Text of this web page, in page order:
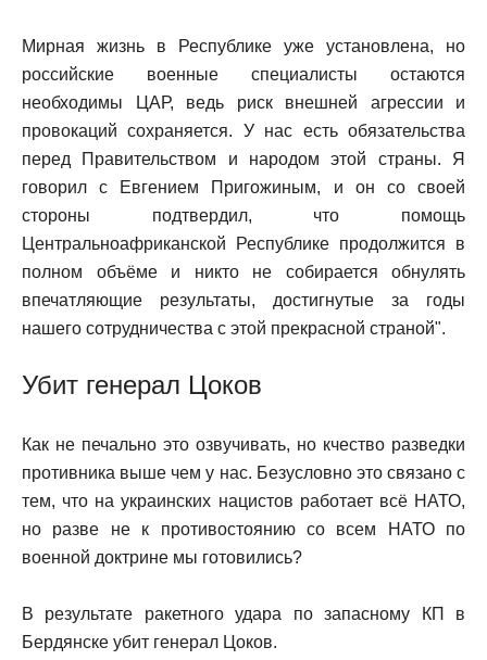
Мирная жизнь в Республике уже установлена, но
российские военные специалисты остаются
необходимы ЦАР, ведь риск внешней агрессии и
провокаций сохраняется. У нас есть обязательства
перед Правительством и народом этой страны. Я
говорил с Евгением Пригожиным, и он со своей
стороны подтвердил, что помощь
Центральноафриканской Республике продолжится в
полном объёме и никто не собирается обнулять
впечатляющие результаты, достигнутые за годы
нашего сотрудничества с этой прекрасной страной".
Убит генерал Цоков
Как не печально это озвучивать, но кчество разведки
противника выше чем у нас. Безусловно это связано с
тем, что на украинских нацистов работает всё НАТО,
но разве не к противостоянию со всем НАТО по
военной доктрине мы готовились?
В результате ракетного удара по запасному КП в
Бердянске убит генерал Цоков.